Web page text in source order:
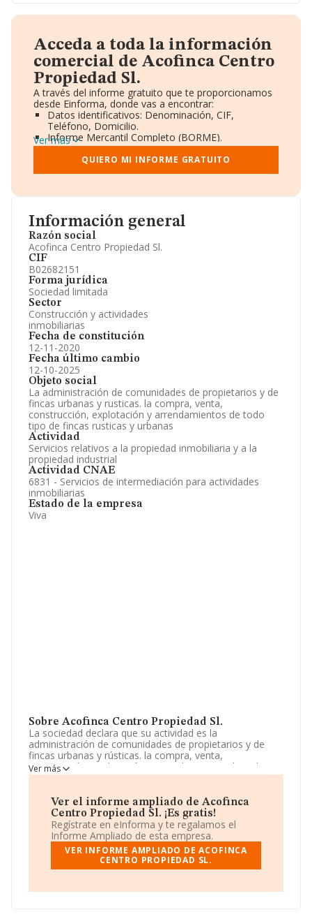
Información general
Razón social
Acofinca Centro Propiedad Sl.
CIF
B02682151
Forma jurídica
Sociedad limitada
Sector
Construcción y actividades
inmobiliarias
Fecha de constitución
12-11-2020
Fecha último cambio
12-10-2025
Objeto social
La administración de comunidades de propietarios y de
fincas urbanas y rusticas. la compra, venta,
construcción, explotación y arrendamientos de todo
tipo de fincas rusticas y urbanas
Actividad
Servicios relativos a la propiedad inmobiliaria y a la
propiedad industrial
Actividad CNAE
6831 - Servicios de intermediación para actividades
inmobiliarias
Estado de la empresa
Viva
Sobre Acofinca Centro Propiedad Sl.
La sociedad declara que su actividad es la
administración de comunidades de propietarios y de
fincas urbanas y rústicas. la compra, venta,
construcción, explotación y arrendamientos de todo
tipo de fincas rústicas y urbanas. La empresa está
es 'Agentes de la propiedad inmobiliaria' con código
6831. La compañía no tiene actividad en mercados
exteriores.
Ha tenido el mismo número de empleados y teniendo
en cuenta la información disponible en INFORMA, ha
dispuesto de un número de empleados por encima de la
Ver más
Ver el informe ampliado de Acofinca
Centro Propiedad Sl. ¡Es gratis!
Regístrate en eInforma y te regalamos el
Informe Ampliado de esta empresa.
VER INFORME AMPLIADO DE ACOFINCA
CENTRO PROPIEDAD SL.
Acceda a toda la información
comercial de Acofinca Centro
Propiedad Sl.
A través del informe gratuito que te proporcionamos
desde Einforma, donde vas a encontrar:
Datos identificativos: Denominación, CIF,
Teléfono, Domicilio.
Informe Mercantil Completo (BORME).
Gráficos de Evolución Ventas y Empleados.
Consejo de Administración y Administradores.
Directivos y Ejecutivos.
Información oficial y registral complementaria.
Ver más
QUIERO MI INFORME GRATUITO